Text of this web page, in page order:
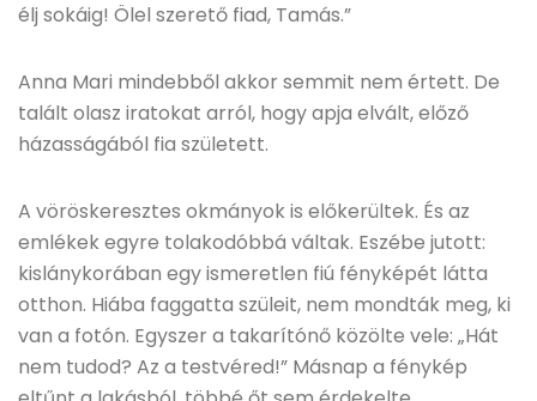
élj sokáig! Ölel szerető fiad, Tamás.”
Anna Mari mindebből akkor semmit nem értett. De
talált olasz iratokat arról, hogy apja elvált, előző
házasságából fia született.
A vöröskeresztes okmányok is előkerültek. És az
emlékek egyre tolakodóbbá váltak. Eszébe jutott:
kislánykorában egy ismeretlen fiú fényképét látta
otthon. Hiába faggatta szüleit, nem mondták meg, ki
van a fotón. Egyszer a takarítónő közölte vele: „Hát
nem tudod? Az a testvéred!” Másnap a fénykép